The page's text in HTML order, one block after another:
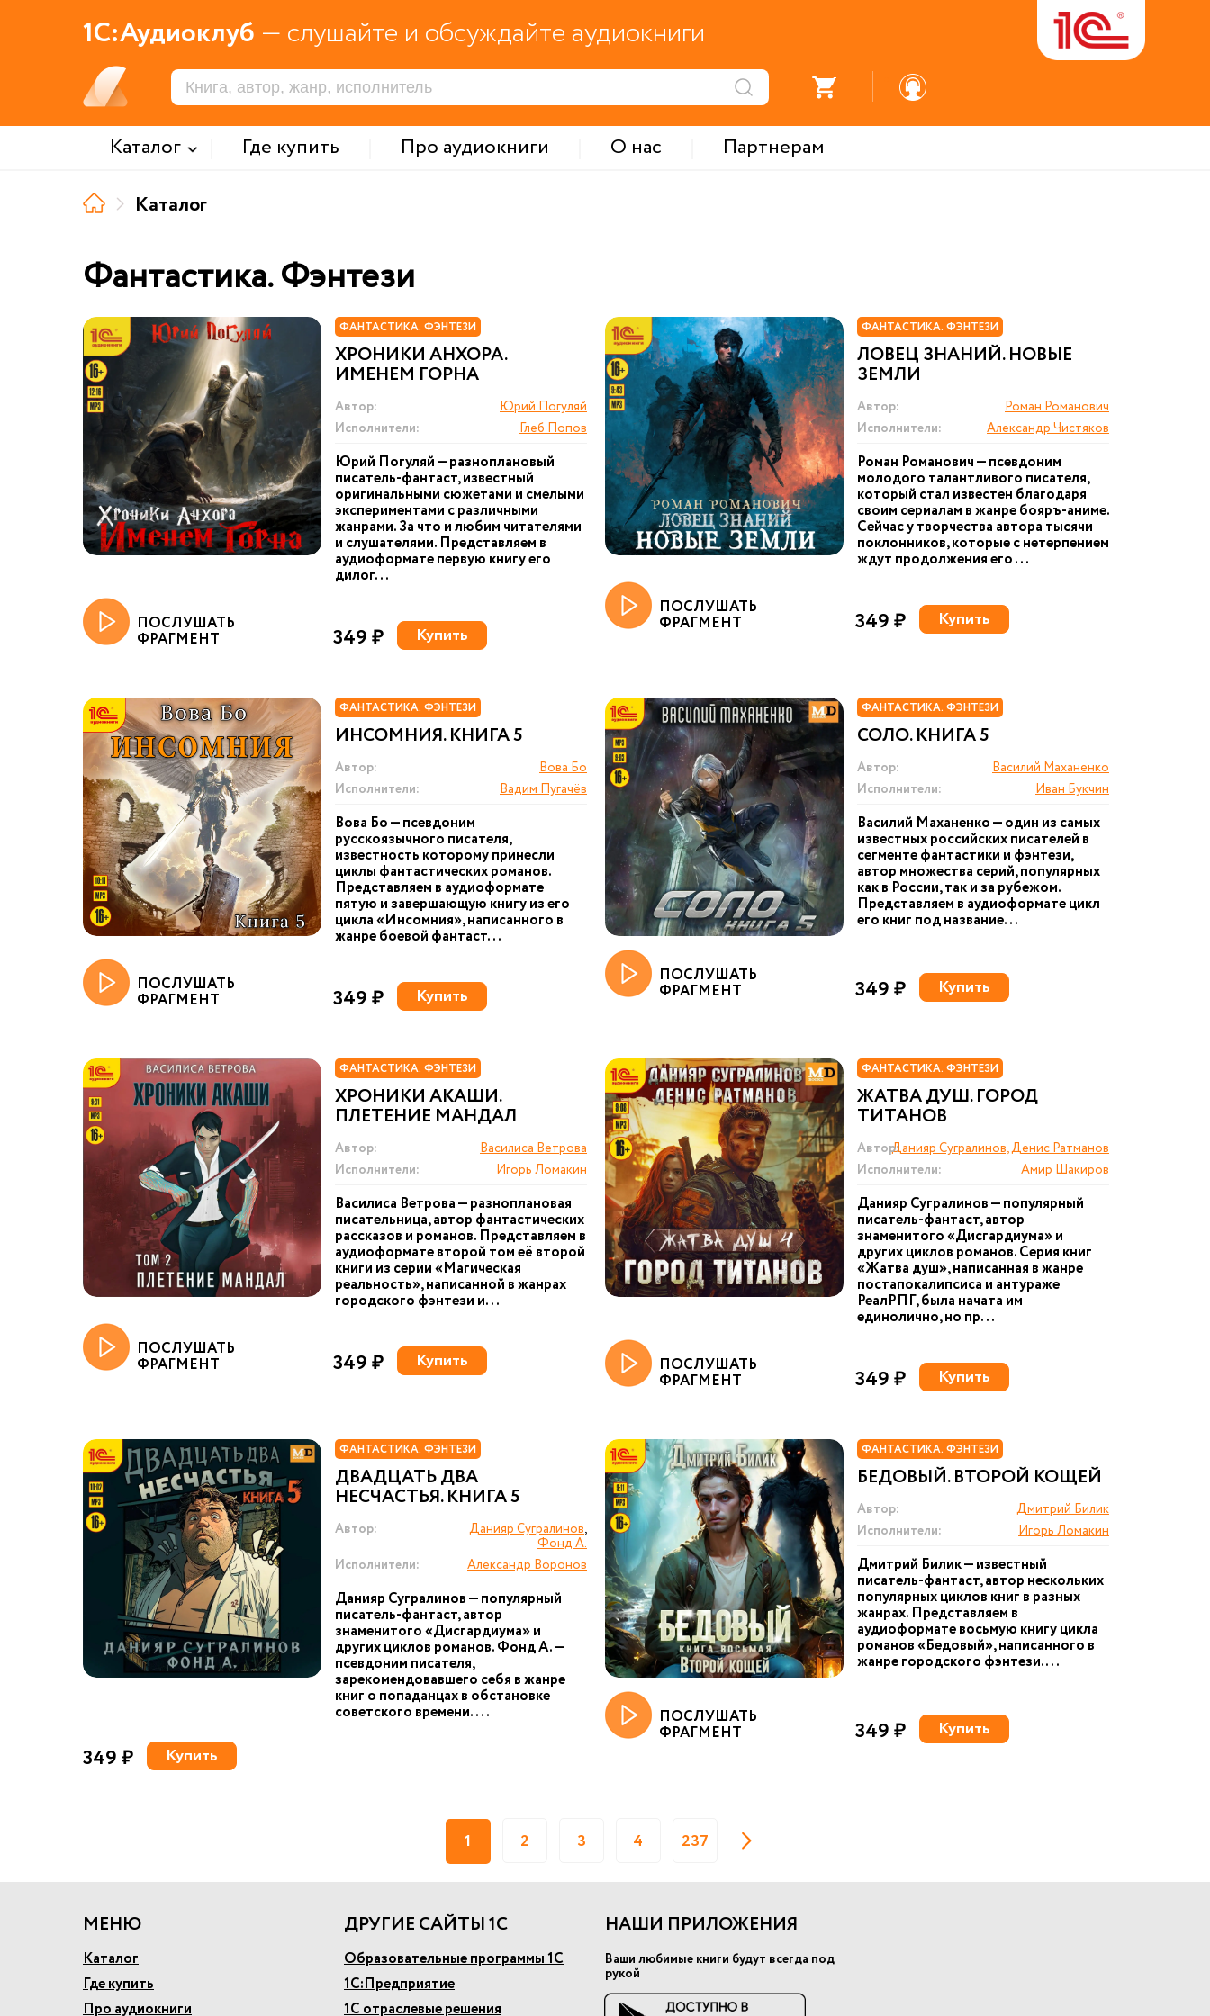
1С:Аудиоклуб — слушайте и обсуждайте аудиокниги
Каталог Где купить Про аудиокниги О нас
Партнерам
Каталог
Фантастика. Фэнтези
ФАНТАСТИКА. ФЭНТЕЗИ
ХРОНИКИ АНХОРА.
ИМЕНЕМ ГОРНА
Автор:
Юрий Погуляй
Исполнители:
Глеб Попов
Юрий Погуляй — разноплановый
писатель-фантаст, известный
оригинальными сюжетами и смелыми
экспериментами с различными
жанрами. За что и любим читателями
и слушателями. Представляем в
аудиоформате первую книгу его
дилог...
ПОСЛУШАТЬ
ФРАГМЕНТ 349 ₽ Купить
ФАНТАСТИКА. ФЭНТЕЗИ
ЛОВЕЦ ЗНАНИЙ. НОВЫЕ
ЗЕМЛИ
Автор:
Роман Романович
Исполнители:
Александр Чистяков
Роман Романович — псевдоним
молодого талантливого писателя,
который стал известен благодаря
своим сериалам в жанре бояръ-аниме.
Сейчас у творчества автора тысячи
поклонников, которые с нетерпением
ждут продолжения его ...
ПОСЛУШАТЬ
ФРАГМЕНТ 349 ₽ Купить
ФАНТАСТИКА. ФЭНТЕЗИ
ИНСОМНИЯ. КНИГА 5
Автор:
Вова Бо
Исполнители:
Вадим Пугачёв
Вова Бо — псевдоним
русскоязычного писателя,
известность которому принесли
циклы фантастических романов.
Представляем в аудиоформате
пятую и завершающую книгу из его
цикла «Инсомния», написанного в
жанре боевой фантаст...
ПОСЛУШАТЬ
ФРАГМЕНТ 349 ₽ Купить
ФАНТАСТИКА. ФЭНТЕЗИ
СОЛО. КНИГА 5
Автор:
Василий Маханенко
Исполнители:
Иван Букчин
Василий Маханенко — один из самых
известных российских писателей в
сегменте фантастики и фэнтези,
автор множества серий, популярных
как в России, так и за рубежом.
Представляем в аудиоформате цикл
его книг под название...
ПОСЛУШАТЬ
ФРАГМЕНТ 349 ₽ Купить
ФАНТАСТИКА. ФЭНТЕЗИ
ХРОНИКИ АКАШИ.
ПЛЕТЕНИЕ МАНДАЛ
Автор:
Василиса Ветрова
Исполнители:
Игорь Ломакин
Василиса Ветрова — разноплановая
писательница, автор фантастических
рассказов и романов. Представляем в
аудиоформате второй том её второй
книги из серии «Магическая
реальность», написанной в жанрах
городского фэнтези и...
ПОСЛУШАТЬ
ФРАГМЕНТ 349 ₽ Купить
ФАНТАСТИКА. ФЭНТЕЗИ
ЖАТВА ДУШ. ГОРОД
ТИТАНОВ
Автор:Данияр Сугралинов, Денис Ратманов
Исполнители:
Амир Шакиров
Данияр Сугралинов — популярный
писатель-фантаст, автор
знаменитого «Дисгардиума» и
других циклов романов. Серия книг
«Жатва душ», написанная в жанре
постапокалипсиса и антураже
РеалРПГ, была начата им
единолично, но пр...
ПОСЛУШАТЬ
ФРАГМЕНТ 349 ₽ Купить
ФАНТАСТИКА. ФЭНТЕЗИ
ДВАДЦАТЬ ДВА
НЕСЧАСТЬЯ. КНИГА 5
Автор: Данияр Сугралинов,
Фонд А.
Исполнители:
Александр Воронов
Данияр Сугралинов — популярный
писатель-фантаст, автор
знаменитого «Дисгардиума» и
других циклов романов. Фонд А. —
псевдоним писателя,
зарекомендовавшего себя в жанре
книг о попаданцах в обстановке
советского времени....
349 ₽ Купить
ФАНТАСТИКА. ФЭНТЕЗИ
БЕДОВЫЙ. ВТОРОЙ КОЩЕЙ
Автор:
Дмитрий Билик
Исполнители:
Игорь Ломакин
Дмитрий Билик — известный
писатель-фантаст, автор нескольких
популярных циклов книг в разных
жанрах. Представляем в
аудиоформате восьмую книгу цикла
романов «Бедовый», написанного в
жанре городского фэнтези. ...
ПОСЛУШАТЬ
ФРАГМЕНТ 349 ₽ Купить
1 2 3 4 237
МЕНЮ
Каталог
Где купить
Про аудиокниги
ДРУГИЕ САЙТЫ 1С
Образовательные программы 1С
1С:Предприятие
1С отраслевые решения
НАШИ ПРИЛОЖЕНИЯ
Ваши любимые книги будут всегда под
рукой